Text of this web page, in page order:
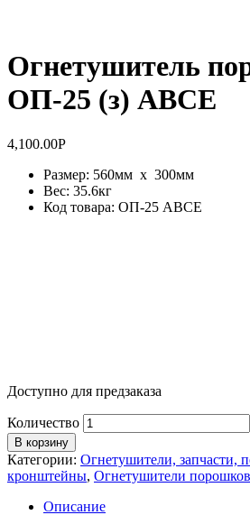
Огнетушитель
ОП-25 (з) АВСЕ
4,100.00Р
Размер: 560мм x 300мм
Вес: 35.6кг
Код товара: ОП-25 ABCE
Доступно для предзаказа
Количество
В корзину
Категории: Огнетушители, запчасти,
кронштейны, Огнетушители
Описание